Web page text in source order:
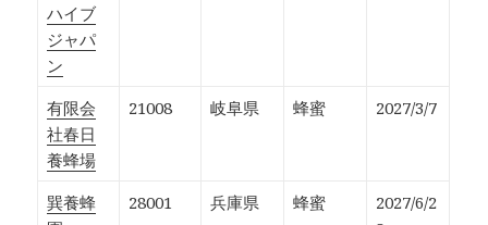
ハイブ
ジャパ
ン
有限会
社春日
養蜂場
21008 岐阜県 蜂蜜 2027/3/7
巽養蜂
28001 兵庫県 蜂蜜
2027/6/2